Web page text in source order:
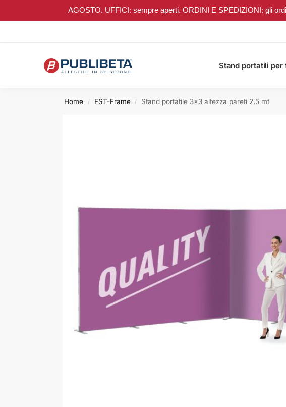
AGOSTO. UFFICI: sempre aperti. ORDINI E SPEDIZIONI: gli
Stand portatili per
Home / FST-Frame / Stand portatile 3×3 altezza pareti 2,5 mt